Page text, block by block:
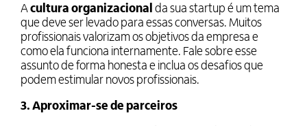
Acultura organizacional da sua startup é um tema
que deve ser levado para essas conversas. Muitos
profissionais valorizam os objetivos da empresa e
como ela funciona internamente. Fale sobre esse
assunto de forma honesta e inclua os desafios que
podem estimular novos profissionais.
3. Aproximar-se de parceiros